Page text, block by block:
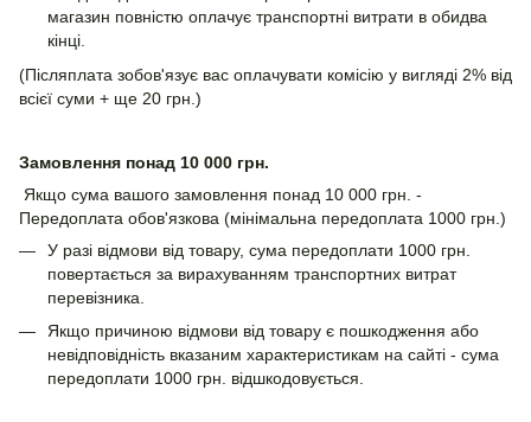
магазин повністю оплачує транспортні витрати в обидва
кінці.
(Післяплата зобов'язує вас оплачувати комісію у вигляді 2% від
всієї суми + ще 20 грн.)
Замовлення понад 10 000 грн.
Якщо сума вашого замовлення понад 10 000 грн. -
Передоплата обов'язкова (мінімальна передоплата 1000 грн.)
У разі відмови від товару, сума передоплати 1000 грн.
повертається за вирахуванням транспортних витрат
перевізника.
Якщо причиною відмови від товару є пошкодження або
невідповідність вказаним характеристикам на сайті - сума
передоплати 1000 грн. відшкодовується.